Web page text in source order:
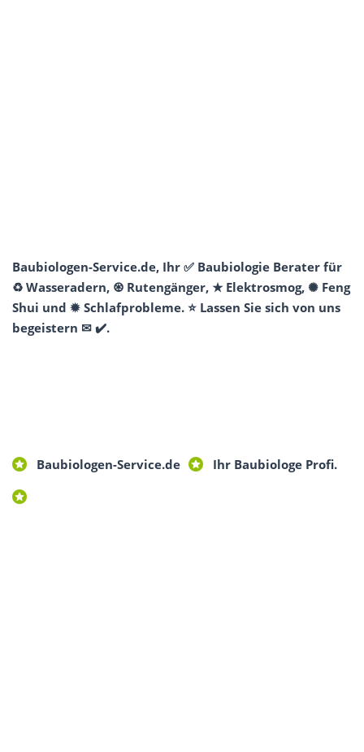
Baubiologen-Service.de, Ihr ✅ Baubiologie Berater für
♻ Wasseradern, ♼ Rutengänger, ★ Elektrosmog, ✺ Feng
Shui und ✹ Schlafprobleme. ⭐ Lassen Sie sich von uns
begeistern ✉ ✔️.
Baubiologen-Service.de Ihr Baubiologe Profi.